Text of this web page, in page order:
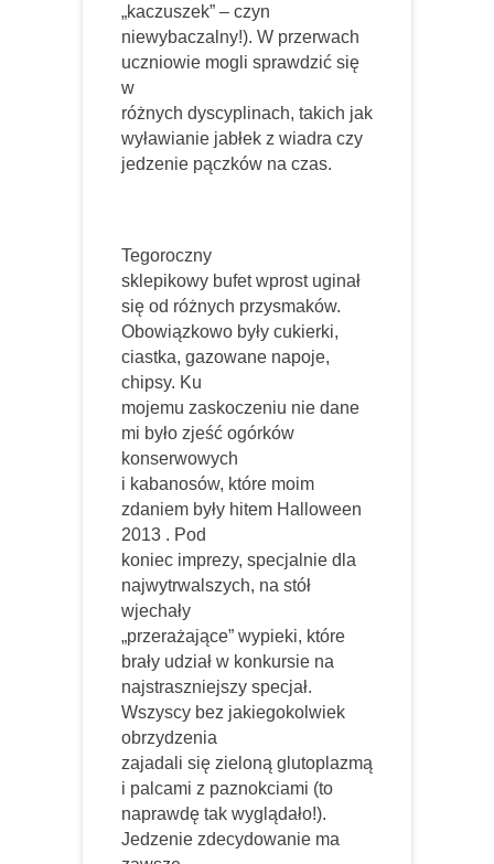
„kaczuszek” – czyn
niewybaczalny!). W przerwach
uczniowie mogli sprawdzić się
w
różnych dyscyplinach, takich jak
wyławianie jabłek z wiadra czy
jedzenie pączków na czas.
Tegoroczny
sklepikowy bufet wprost uginał
się od różnych przysmaków.
Obowiązkowo były cukierki,
ciastka, gazowane napoje,
chipsy. Ku
mojemu zaskoczeniu nie dane
mi było zjeść ogórków
konserwowych
i kabanosów, które moim
zdaniem były hitem Halloween
2013 . Pod
koniec imprezy, specjalnie dla
najwytrwalszych, na stół
wjechały
„przerażające” wypieki, które
brały udział w konkursie na
najstraszniejszy specjał.
Wszyscy bez jakiegokolwiek
obrzydzenia
zajadali się zieloną glutoplazmą
i palcami z paznokciami (to
naprawdę tak wyglądało!).
Jedzenie zdecydowanie ma